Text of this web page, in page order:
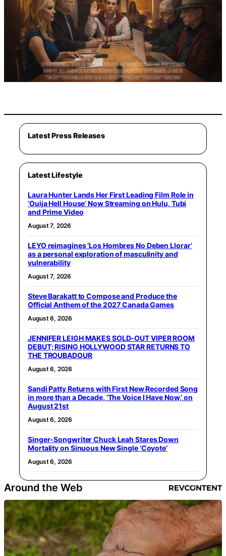
Latest Press Releases
Latest Lifestyle
Laura Hunter Lands Her First Leading Film Role in
‘Ouija Hell House’ Now Streaming on Hulu, Tubi
and Prime Video
August 7, 2026
LEYO reimagines ‘Los Hombres No Deben Llorar’
as a personal exploration of masculinity and
vulnerability
August 7, 2026
Steve Barakatt to Compose and Produce the
Official Anthem of the 2027 Canada Games
August 6, 2026
JENNIFER LEIGH MAKES SOLD-OUT VIPER ROOM
DEBUT; RISING HOLLYWOOD STAR RETURNS TO
THE TROUBADOUR
August 6, 2026
Sandi Patty Returns with First New Recorded Song
in more than a Decade, ‘The Voice I Have Now,’ on
August 21st
August 6, 2026
Singer-Songwriter Chuck Leah Stares Down
Mortality on Sinuous New Single ‘Coyote’
August 6, 2026
Around the Web